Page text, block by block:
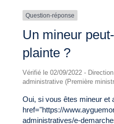
Question-réponse
Un mineur
plainte ?
Vérifié le 02/09/2022 -
administrative (Première
Oui, si vous êtes mineur et
href="https://
administratives/e-